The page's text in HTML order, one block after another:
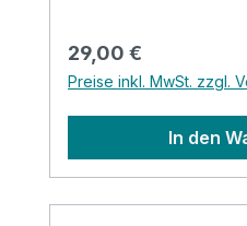
Regulärer Preis:
29,00 €
Preise inkl. MwSt. zzgl.
In den